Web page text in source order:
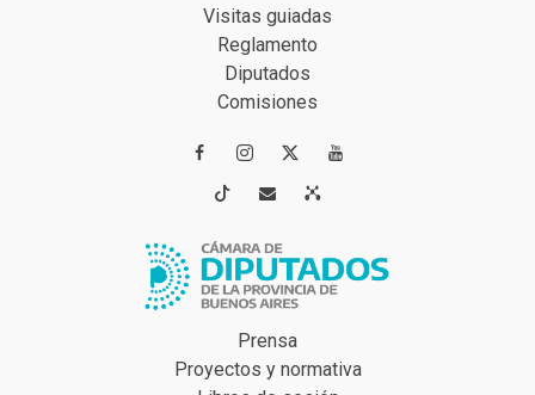
Visitas guiadas
Reglamento
Diputados
Comisiones
 
 
Prensa
Proyectos y normativa